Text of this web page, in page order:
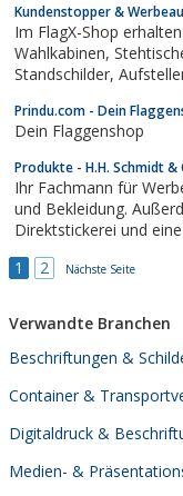
transportieren und
Banner und
Kundenstopper &
Im FlagX-Shop
Wahlkabinen, Stehtische, Kundenstopper, Mastenschilder,
Prindu.com - Dein
Dein Flaggenshop
Produkte - H.H. Schmidt &
Ihr Fachmann für Werbefahnen,
und Bekleidung.
Direktstickerei und
1
2 Nächste Seite
Verwandte Branchen
Beschriftungen &
Container &
Digitaldruck &
Medien- &